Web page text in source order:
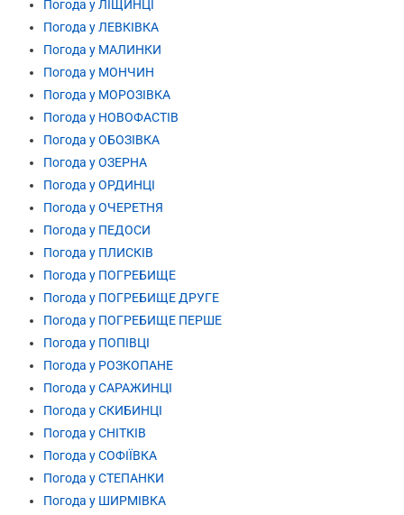
Погода у ЛІЩИНЦІ
Погода у ЛЕВКІВКА
Погода у МАЛИНКИ
Погода у МОНЧИН
Погода у МОРОЗІВКА
Погода у НОВОФАСТІВ
Погода у ОБОЗІВКА
Погода у ОЗЕРНА
Погода у ОРДИНЦІ
Погода у ОЧЕРЕТНЯ
Погода у ПЕДОСИ
Погода у ПЛИСКІВ
Погода у ПОГРЕБИЩЕ
Погода у ПОГРЕБИЩЕ ДРУГЕ
Погода у ПОГРЕБИЩЕ ПЕРШЕ
Погода у ПОПІВЦІ
Погода у РОЗКОПАНЕ
Погода у САРАЖИНЦІ
Погода у СКИБИНЦІ
Погода у СНІТКІВ
Погода у СОФІЇВКА
Погода у СТЕПАНКИ
Погода у ШИРМІВКА